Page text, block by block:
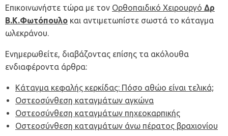
Επικοινωνήστε τώρα με τον Ορθοπαιδικό Χειρουργό Δρ
Β.Κ.Φωτόπουλο και αντιμετωπίστε σωστά το κάταγμα
ωλεκράνου.
Ενημερωθείτε, διαβάζοντας επίσης τα ακόλουθα
ενδιαφέροντα άρθρα:
Κάταγμα κεφαλής κερκίδας: Πόσο αθώο είναι τελικά;
Οστεοσύνθεση καταγμάτων αγκώνα
Οστεοσύνθεση καταγμάτων πηχεοκαρπικής
Οστεοσύνθεση καταγμάτων άνω πέρατος βραχιονίου